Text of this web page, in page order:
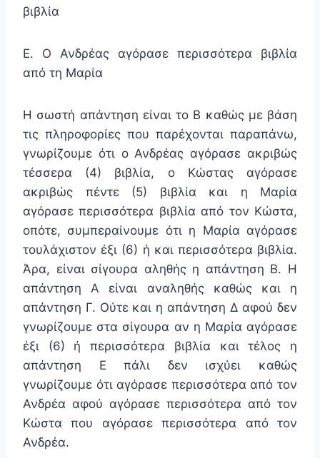
βιβλία
Ε. Ο Ανδρέας αγόρασε περισσότερα βιβλία
από τη Μαρία
Η σωστή απάντηση είναι το Β καθώς με βάση
τις πληροφορίες που παρέχονται παραπάνω,
γνωρίζουμε ότι ο Ανδρέας αγόρασε ακριβώς
τέσσερα (4) βιβλία, ο Κώστας αγόρασε
ακριβώς πέντε (5) βιβλία και η Μαρία
αγόρασε περισσότερα βιβλία από τον Κώστα,
οπότε, συμπεραίνουμε ότι η Μαρία αγόρασε
τουλάχιστον έξι (6) ή και περισσότερα βιβλία.
Άρα, είναι σίγουρα αληθής η απάντηση Β. Η
απάντηση Α είναι αναληθής καθώς και η
απάντηση Γ. Ούτε και η απάντηση Δ αφού δεν
γνωρίζουμε στα σίγουρα αν η Μαρία αγόρασε
έξι (6) ή περισσότερα βιβλία και τέλος η
απάντηση Ε πάλι δεν ισχύει καθώς
γνωρίζουμε ότι αγόρασε περισσότερα από τον
Ανδρέα αφού αγόρασε περισσότερα από τον
Κώστα που αγόρασε περισσότερα από τον
Ανδρέα.